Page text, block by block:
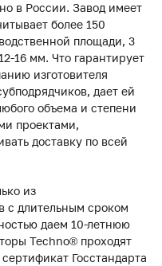
в России. Завод имеет
более 150
площади, 3
16 мм. Что гарантирует
изготовителя
дает ей
объема и степени
проектами,
доставку по всей
из
с длительным сроком
даем 10-летнюю
Techno® проходят
Госстандарта